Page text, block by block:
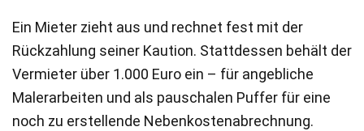
Ein Mieter zieht aus und rechnet fest mit der
Rückzahlung seiner Kaution. Stattdessen behält der
Vermieter über 1.000 Euro ein – für angebliche
Malerarbeiten und als pauschalen Puffer für eine
noch zu erstellende Nebenkostenabrechnung.